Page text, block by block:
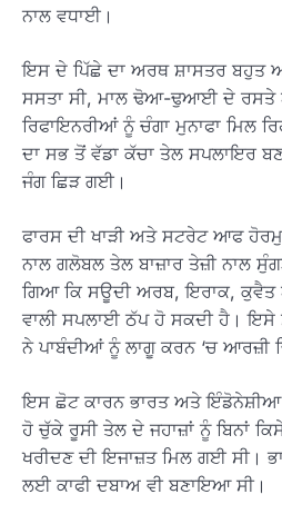
ਨਾਲ ਵਧਾਈ।
ਇਸ ਦੇ ਪਿੱਛੇ ਦਾ ਅਰਥ ਸ਼ਾਸਤਰ ਬਹੁਤ
ਸਸਤਾ ਸੀ, ਮਾਲ ਢੋਆ-ਢੁਆਈ ਦੇ
ਰਿਫਾਇਨਰੀਆਂ ਨੂੰ ਚੰਗਾ ਮੁਨਾਫਾ ਮਿਲ
ਦਾ ਸਭ ਤੋਂ ਵੱਡਾ ਕੱਚਾ ਤੇਲ ਸਪਲਾਇਰ
ਜੰਗ ਛਿੜ ਗਈ।
ਫਾਰਸ ਦੀ ਖਾੜੀ ਅਤੇ ਸਟਰੇਟ ਆਫ
ਨਾਲ ਗਲੋਬਲ ਤੇਲ ਬਾਜ਼ਾਰ ਤੇਜ਼ੀ ਨਾਲ
ਗਿਆ ਕਿ ਸਊਦੀ ਅਰਬ, ਇਰਾਕ,
ਵਾਲੀ ਸਪਲਾਈ ਠੱਪ ਹੋ ਸਕਦੀ ਹੈ।
ਨੇ ਪਾਬੰਦੀਆਂ ਨੂੰ ਲਾਗੂ ਕਰਨ ‘ਚ ਆਰਜ਼ੀ
ਇਸ ਛੋਟ ਕਾਰਨ ਭਾਰਤ ਅਤੇ ਇੰਡੋਨੇਸ਼ੀਆ
ਹੋ ਚੁੱਕੇ ਰੂਸੀ ਤੇਲ ਦੇ ਜਹਾਜ਼ਾਂ ਨੂੰ ਬਿਨਾਂ
ਖਰੀਦਣ ਦੀ ਇਜਾਜ਼ਤ ਮਿਲ ਗਈ ਸੀ।
ਲਈ ਕਾਫੀ ਦਬਾਅ ਵੀ ਬਣਾਇਆ ਸੀ।